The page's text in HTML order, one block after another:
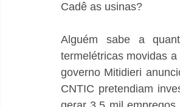
Cadê as usinas?
Alguém sabe a
termelétricas movidas
governo Mitidieri
CNTIC pretendiam